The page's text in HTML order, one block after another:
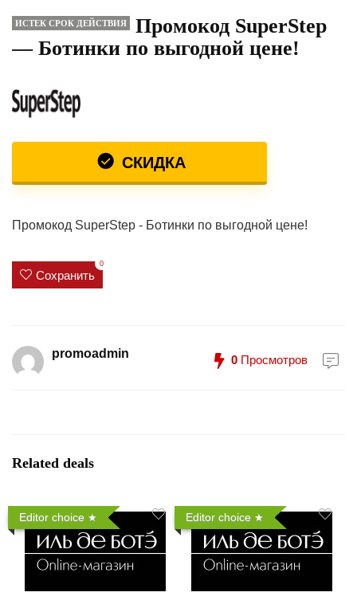
ИСТЕК СРОК ДЕЙСТВИЯ
Промокод SuperStep
— Ботинки по выгодной цене!
СКИДКА
Промокод SuperStep - Ботинки по выгодной цене!
Сохранить
0
promoadmin 0 Просмотров
Related deals
Editor choice Editor choice